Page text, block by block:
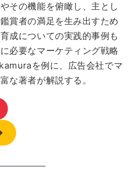
その機能を俯瞰し、主とし
賞者の満足を生み出すため
成についての実践的事例も
必要なマーケティング戦略
を例に、広告会社でマ
な著者が解説する。